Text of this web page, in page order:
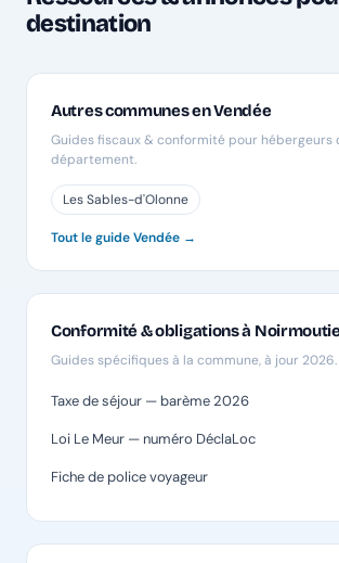
destination
Autres communes en Vendée
Guides fiscaux & conformité pour hébergeurs
département.
Les Sables-d'Olonne
Tout le guide Vendée →
Conformité & obligations à
Guides spécifiques à la commune, à jour 2026.
Taxe de séjour — barème 2026
Loi Le Meur — numéro DéclaLoc
Fiche de police voyageur